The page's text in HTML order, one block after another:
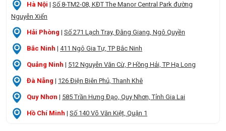
Hà Nội | Số 8-TM2-08, KĐT The Manor Central Park đường
Nguyễn Xiển
Hải Phòng | Số 271 Lạch Tray, Đằng Giang, Ngô Quyền
Bắc Ninh | 411 Ngô Gia Tự, TP Bắc Ninh
Quảng Ninh | 512 Nguyễn Văn Cừ, P Hồng Hải, TP Hạ Long
Đà Nẵng | 126 Điện Biên Phủ, Thanh Khê
Quy Nhơn | 585 Trần Hưng Đạo, Quy Nhơn, Tỉnh Gia Lai
Hồ Chí Minh | Số 140 Võ Văn Kiệt, Quận 1